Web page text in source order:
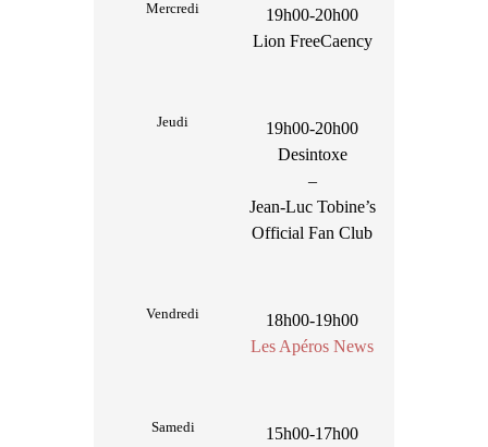
Mercredi
19h00-20h00
Lion FreeCaency
Jeudi
19h00-20h00
Desintoxe
–
Jean-Luc Tobine’s
Official Fan Club
Vendredi
18h00-19h00
Les Apéros News
Samedi
15h00-17h00